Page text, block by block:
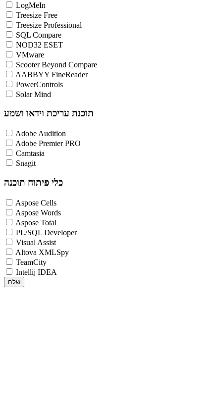
LogMeIn
Treesize Free
Treesize Professional
SQL Compare
NOD32 ESET
VMware
Scooter Beyond Compare
AABBYY FineReader
PowerControls
Solar Mind
תוכנת עריכת וידאו ושמע
Adobe Audition
Adobe Premier PRO
Camtasia
Snagit
כלי פיתוח תוכנה
Aspose Cells
Aspose Words
Aspose Total
PL/SQL Developer
Visual Assist
Altova XMLSpy
TeamCity
Intellij IDEA